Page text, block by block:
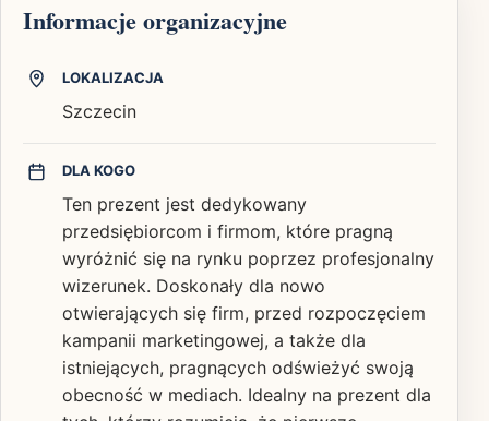
Informacje organizacyjne
LOKALIZACJA
Szczecin
DLA KOGO
Ten prezent jest dedykowany
przedsiębiorcom i firmom, które pragną
wyróżnić się na rynku poprzez profesjonalny
wizerunek. Doskonały dla nowo
otwierających się firm, przed rozpoczęciem
kampanii marketingowej, a także dla
istniejących, pragnących odświeżyć swoją
obecność w mediach. Idealny na prezent dla